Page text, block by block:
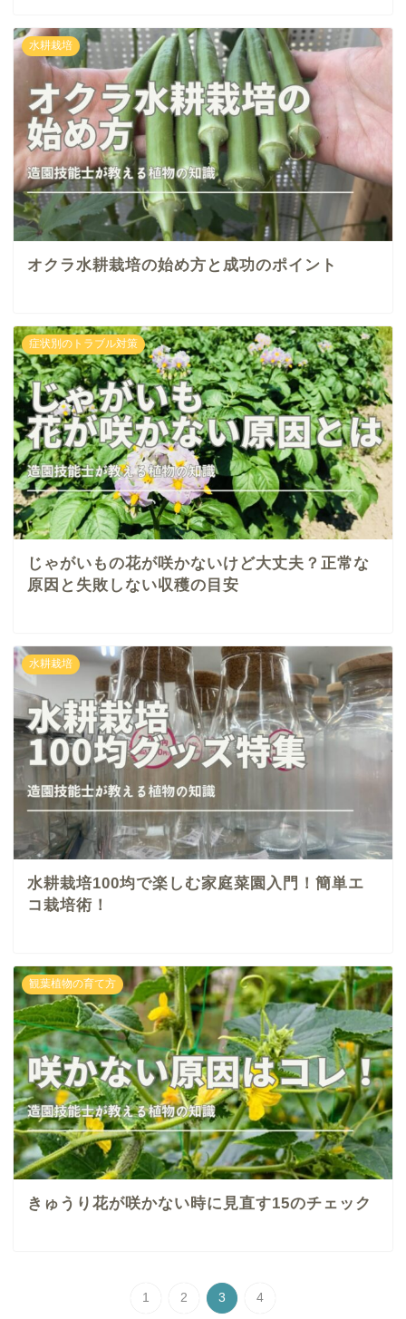
水耕栽培
オクラ水耕栽培の始め方と成功のポイント
症状別のトラブル対策
じゃがいもの花が咲かないけど大丈夫？正常な
原因と失敗しない収穫の目安
水耕栽培
水耕栽培100均で楽しむ家庭菜園入門！簡単エ
コ栽培術！
観葉植物の育て方
きゅうり花が咲かない時に見直す15のチェック
1 2 3 4